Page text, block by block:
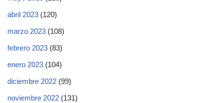
abril 2023 (120)
marzo 2023 (108)
febrero 2023 (83)
enero 2023 (104)
diciembre 2022 (99)
noviembre 2022 (131)